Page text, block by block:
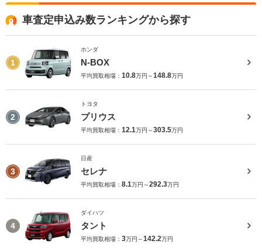
車査定申込み数ランキングから探す
1
ホンダ
N-BOX
平均買取相場： 10.8万円～148.8万円
2
トヨタ
プリウス
平均買取相場： 12.1万円～303.5万円
3
日産
セレナ
平均買取相場： 8.1万円～292.3万円
4
ダイハツ
タント
平均買取相場： 3万円～142.2万円